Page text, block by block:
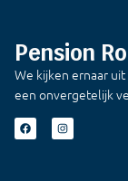
Pension
We kijken ernaar
een onvergetelijk